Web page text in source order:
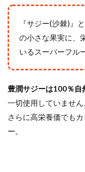
『サジー(沙棘)』
の小さな果実に、
いるスーパーフル
豊潤サジーは100％自
一切使用していません
さらに高栄養価でも
ー。